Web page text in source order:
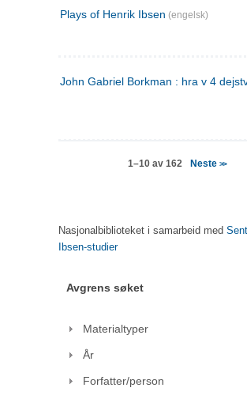
Plays of Henrik Ibsen (engelsk)
John Gabriel Borkman : hra v 4
1–10 av 162 Neste >>
Nasjonalbiblioteket i samarbeid med
Ibsen-studier
Avgrens søket
Materialtyper
År
Forfatter/person